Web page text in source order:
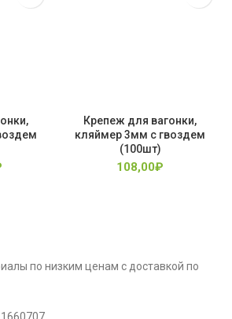
Крепеж для вагонки,
кляймер 3мм с гвоздем
(100шт)
108,00₽
по низким ценам с доставкой по